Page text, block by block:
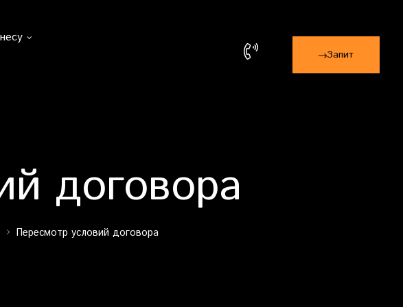
Запит
договора
Пересмотр условий договора